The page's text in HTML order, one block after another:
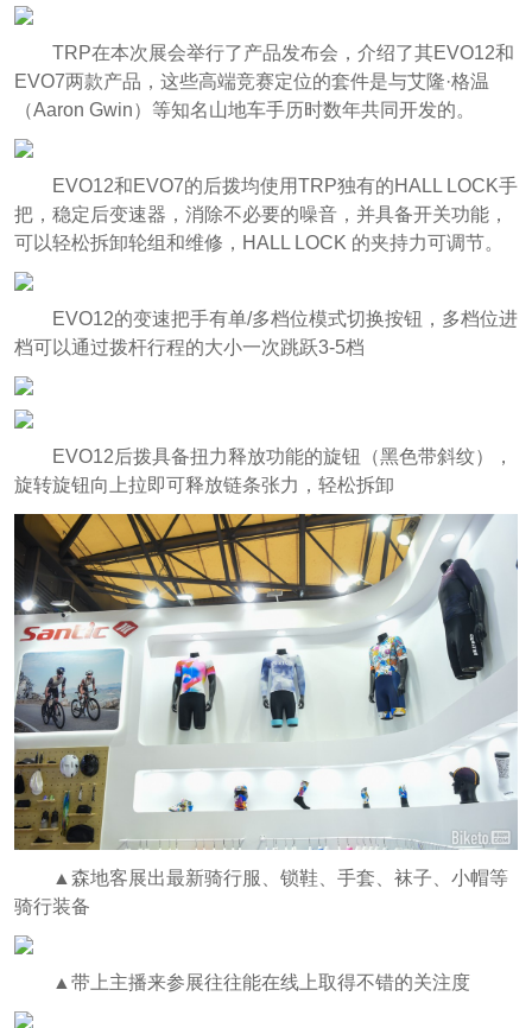
TRP在本次展会举行了产品发布会，介绍了其EVO12和
EVO7两款产品，这些高端竞赛定位的套件是与艾隆·格温
（Aaron Gwin）等知名山地车手历时数年共同开发的。
EVO12和EVO7的后拨均使用TRP独有的HALL LOCK手
把，稳定后变速器，消除不必要的噪音，并具备开关功能，
可以轻松拆卸轮组和维修，HALL LOCK 的夹持力可调节。
EVO12的变速把手有单/多档位模式切换按钮，多档位进
档可以通过拨杆行程的大小一次跳跃3-5档
EVO12后拨具备扭力释放功能的旋钮（黑色带斜纹），
旋转旋钮向上拉即可释放链条张力，轻松拆卸
▲森地客展出最新骑行服、锁鞋、手套、袜子、小帽等
骑行装备
▲带上主播来参展往往能在线上取得不错的关注度